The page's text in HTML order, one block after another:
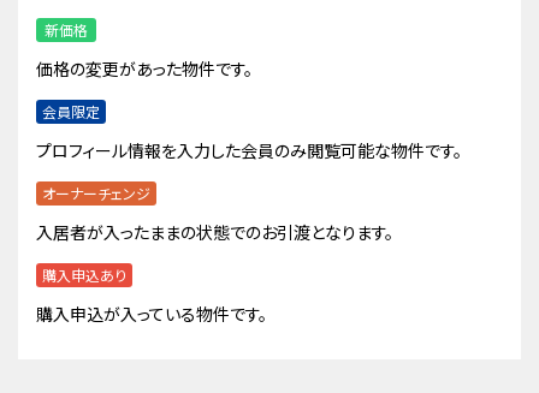
新価格
価格の変更があった物件です。
会員限定
プロフィール情報を入力した会員のみ閲覧可能な物件です。
オーナーチェンジ
入居者が入ったままの状態でのお引渡となります。
購入申込あり
購入申込が入っている物件です。